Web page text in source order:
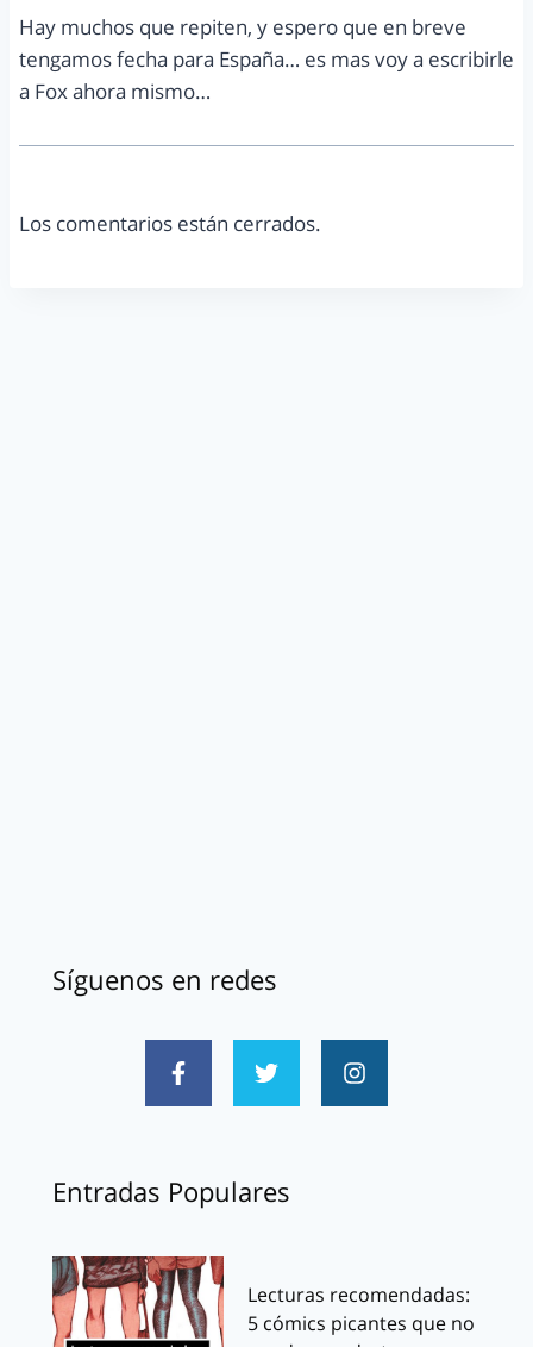
Hay muchos que repiten, y espero que en breve
tengamos fecha para España… es mas voy a escribirle
a Fox ahora mismo…
Los comentarios están cerrados.
Síguenos en redes
Entradas Populares
Lecturas recomendadas:
5 cómics picantes que no